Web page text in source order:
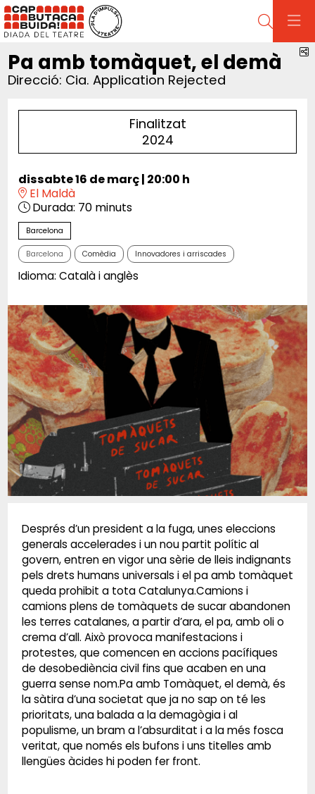
Cerca
Pa amb tomàquet, el demà
Direcció: Cia. Application Rejected
Finalitzat
2024
dissabte 16 de març| 20:00 h
El Maldà
Durada: 70 minuts
Barcelona
Barcelona Comèdia Innovadores i arriscades
Idioma: Català i anglès
Després d’un president a la fuga, unes eleccions
generals accelerades i un nou partit polític al
govern, entren en vigor una sèrie de lleis indignants
pels drets humans universals i el pa amb tomàquet
queda prohibit a tota Catalunya.Camions i
camions plens de tomàquets de sucar abandonen
les terres catalanes, a partir d’ara, el pa, amb oli o
crema d’all. Això provoca manifestacions i
protestes, que comencen en accions pacífiques
de desobediència civil fins que acaben en una
guerra sense nom.Pa amb Tomàquet, el demà, és
la sàtira d’una societat que ja no sap on té les
prioritats, una balada a la demagògia i al
populisme, un bram a l’absurditat i a la més fosca
veritat, que només els bufons i uns titelles amb
llengües àcides hi poden fer front.